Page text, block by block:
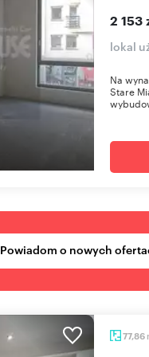
2 153
lokal
Na
Stare
Powiadom o nowych
77,86